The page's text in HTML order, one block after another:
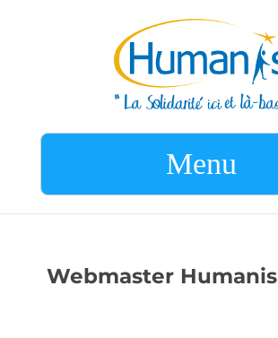
Menu
Webmaster Humanis